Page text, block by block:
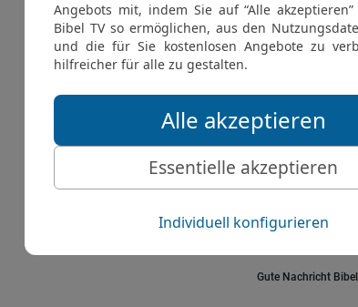
einen Meter
gefertigt.
Er
27
Unter der
28 machte
mit Gold.
29
Durch
Gute Nachricht